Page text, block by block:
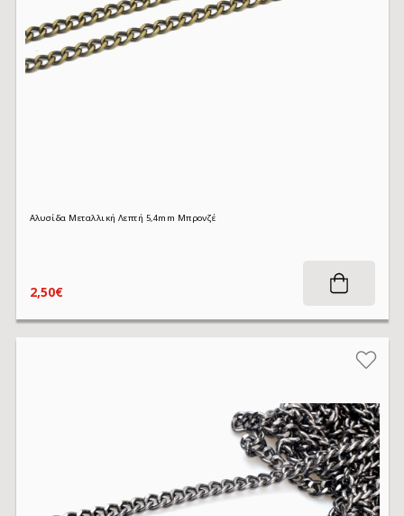
Αλυσίδα Μεταλλική Λεπτή 5,4mm Μπρονζέ
2,50€